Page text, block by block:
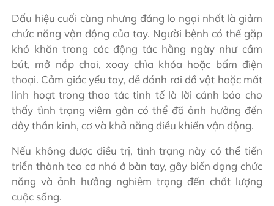
Dấu hiệu cuối cùng nhưng đáng lo ngại nhất là giảm
chức năng vận động của tay. Người bệnh có thể gặp
khó khăn trong các động tác hằng ngày như cầm
bút, mở nắp chai, xoay chìa khóa hoặc bấm điện
thoại. Cảm giác yếu tay, dễ đánh rơi đồ vật hoặc mất
linh hoạt trong thao tác tinh tế là lời cảnh báo cho
thấy tình trạng viêm gân có thể đã ảnh hưởng đến
dây thần kinh, cơ và khả năng điều khiển vận động.
Nếu không được điều trị, tình trạng này có thể tiến
triển thành teo cơ nhỏ ở bàn tay, gây biến dạng chức
năng và ảnh hưởng nghiêm trọng đến chất lượng
cuộc sống.